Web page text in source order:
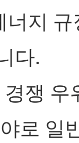
너지
다.
쟁 우
로 일